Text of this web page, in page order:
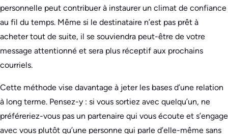
personnelle peut contribuer à instaurer un climat de confiance
au fil du temps. Même si le destinataire n’est pas prêt à
acheter tout de suite, il se souviendra peut-être de votre
message attentionné et sera plus réceptif aux prochains
courriels.
Cette méthode vise davantage à jeter les bases d’une relation
à long terme. Pensez-y : si vous sortiez avec quelqu’un, ne
préféreriez-vous pas un partenaire qui vous écoute et s’engage
avec vous plutôt qu’une personne qui parle d’elle-même sans